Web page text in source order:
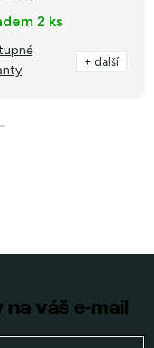
2 ks
+ další
váš e-mail